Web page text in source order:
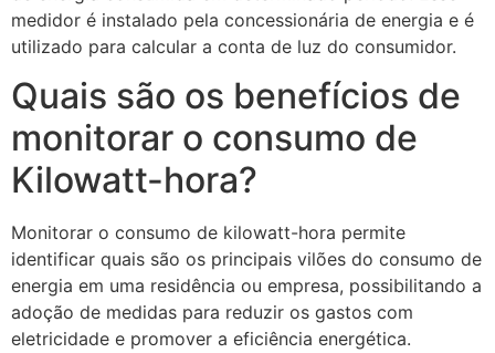
medidor é instalado pela concessionária de energia e é
utilizado para calcular a conta de luz do consumidor.
Quais são os benefícios de
monitorar o consumo de
Kilowatt-hora?
Monitorar o consumo de kilowatt-hora permite
identificar quais são os principais vilões do consumo de
energia em uma residência ou empresa, possibilitando a
adoção de medidas para reduzir os gastos com
eletricidade e promover a eficiência energética.